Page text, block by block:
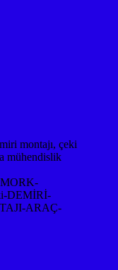
DEMİRİ-
ARAÇ-